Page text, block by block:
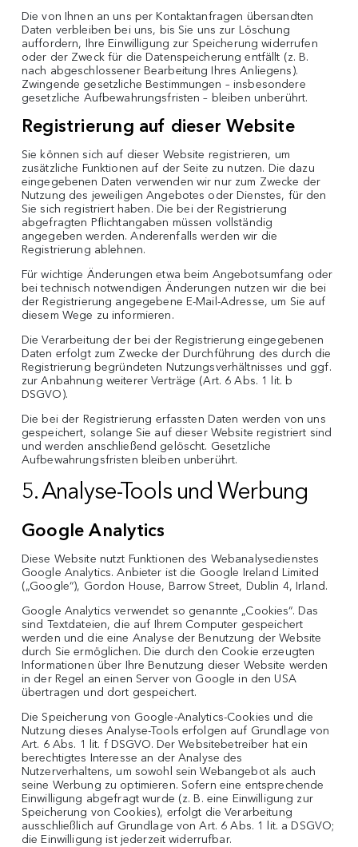
Die von Ihnen an uns per Kontaktanfragen übersandten
Daten verbleiben bei uns, bis Sie uns zur Löschung
auffordern, Ihre Einwilligung zur Speicherung widerrufen
oder der Zweck für die Datenspeicherung entfällt (z. B.
nach abgeschlossener Bearbeitung Ihres Anliegens).
Zwingende gesetzliche Bestimmungen – insbesondere
gesetzliche Aufbewahrungsfristen – bleiben unberührt.
Registrierung auf dieser Website
Sie können sich auf dieser Website registrieren, um
zusätzliche Funktionen auf der Seite zu nutzen. Die dazu
eingegebenen Daten verwenden wir nur zum Zwecke der
Nutzung des jeweiligen Angebotes oder Dienstes, für den
Sie sich registriert haben. Die bei der Registrierung
abgefragten Pflichtangaben müssen vollständig
angegeben werden. Anderenfalls werden wir die
Registrierung ablehnen.
Für wichtige Änderungen etwa beim Angebotsumfang oder
bei technisch notwendigen Änderungen nutzen wir die bei
der Registrierung angegebene E-Mail-Adresse, um Sie auf
diesem Wege zu informieren.
Die Verarbeitung der bei der Registrierung eingegebenen
Daten erfolgt zum Zwecke der Durchführung des durch die
Registrierung begründeten Nutzungsverhältnisses und ggf.
zur Anbahnung weiterer Verträge (Art. 6 Abs. 1 lit. b
DSGVO).
Die bei der Registrierung erfassten Daten werden von uns
gespeichert, solange Sie auf dieser Website registriert sind
und werden anschließend gelöscht. Gesetzliche
Aufbewahrungsfristen bleiben unberührt.
5. Analyse-Tools und Werbung
Google Analytics
Diese Website nutzt Funktionen des Webanalysedienstes
Google Analytics. Anbieter ist die Google Ireland Limited
(„Google“), Gordon House, Barrow Street, Dublin 4, Irland.
Google Analytics verwendet so genannte „Cookies“. Das
sind Textdateien, die auf Ihrem Computer gespeichert
werden und die eine Analyse der Benutzung der Website
durch Sie ermöglichen. Die durch den Cookie erzeugten
Informationen über Ihre Benutzung dieser Website werden
in der Regel an einen Server von Google in den USA
übertragen und dort gespeichert.
Die Speicherung von Google-Analytics-Cookies und die
Nutzung dieses Analyse-Tools erfolgen auf Grundlage von
Art. 6 Abs. 1 lit. f DSGVO. Der Websitebetreiber hat ein
berechtigtes Interesse an der Analyse des
Nutzerverhaltens, um sowohl sein Webangebot als auch
seine Werbung zu optimieren. Sofern eine entsprechende
Einwilligung abgefragt wurde (z. B. eine Einwilligung zur
Speicherung von Cookies), erfolgt die Verarbeitung
ausschließlich auf Grundlage von Art. 6 Abs. 1 lit. a DSGVO;
die Einwilligung ist jederzeit widerrufbar.